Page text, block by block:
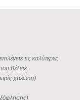
τις καλύτερες
θέλετε.
χρέωση)